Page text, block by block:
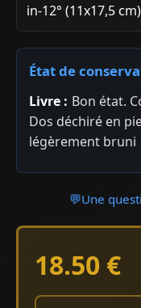
in-12° (11x17,5 cm)
État de
Livre : Bon état.
Dos déchiré en
légèrement bruni
💬Une
18.50 €